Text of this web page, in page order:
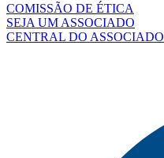
COMISSÃO DE ÉTICA
SEJA UM ASSOCIADO
CENTRAL DO ASSOCIADO